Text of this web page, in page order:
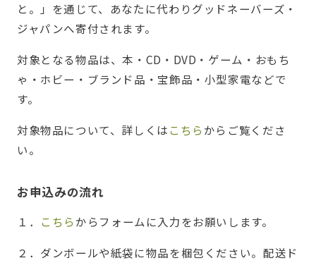
と。」を通じて、あなたに代わりグッドネーバーズ・
ジャパンへ寄付されます。
対象となる物品は、本・CD・DVD・ゲーム・おもち
ゃ・ホビー・ブランド品・宝飾品・小型家電などで
す。
対象物品について、詳しくは こちら からご覧くださ
い。
お申込みの流れ
１． こちら からフォームに入力をお願いします。
２．ダンボールや紙袋に物品を梱包ください。配送ド